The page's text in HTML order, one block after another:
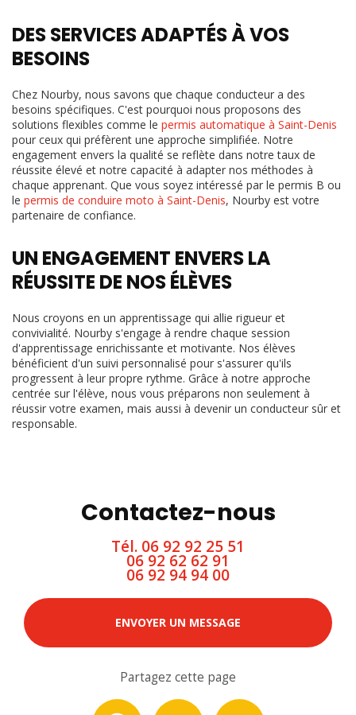
DES SERVICES ADAPTÉS À VOS
BESOINS
Chez Nourby, nous savons que chaque conducteur a des
besoins spécifiques. C'est pourquoi nous proposons des
solutions flexibles comme le permis automatique à Saint-Denis
pour ceux qui préfèrent une approche simplifiée. Notre
engagement envers la qualité se reflète dans notre taux de
réussite élevé et notre capacité à adapter nos méthodes à
chaque apprenant. Que vous soyez intéressé par le permis B ou
le permis de conduire moto à Saint-Denis, Nourby est votre
partenaire de confiance.
UN ENGAGEMENT ENVERS LA
RÉUSSITE DE NOS ÉLÈVES
Nous croyons en un apprentissage qui allie rigueur et
convivialité. Nourby s'engage à rendre chaque session
d'apprentissage enrichissante et motivante. Nos élèves
bénéficient d'un suivi personnalisé pour s'assurer qu'ils
progressent à leur propre rythme. Grâce à notre approche
centrée sur l'élève, nous vous préparons non seulement à
réussir votre examen, mais aussi à devenir un conducteur sûr et
responsable.
Contactez-nous
Tél. 06 92 92 25 51
06 92 62 62 91
06 92 94 94 00
ENVOYER UN MESSAGE
Partagez cette page
Facebook